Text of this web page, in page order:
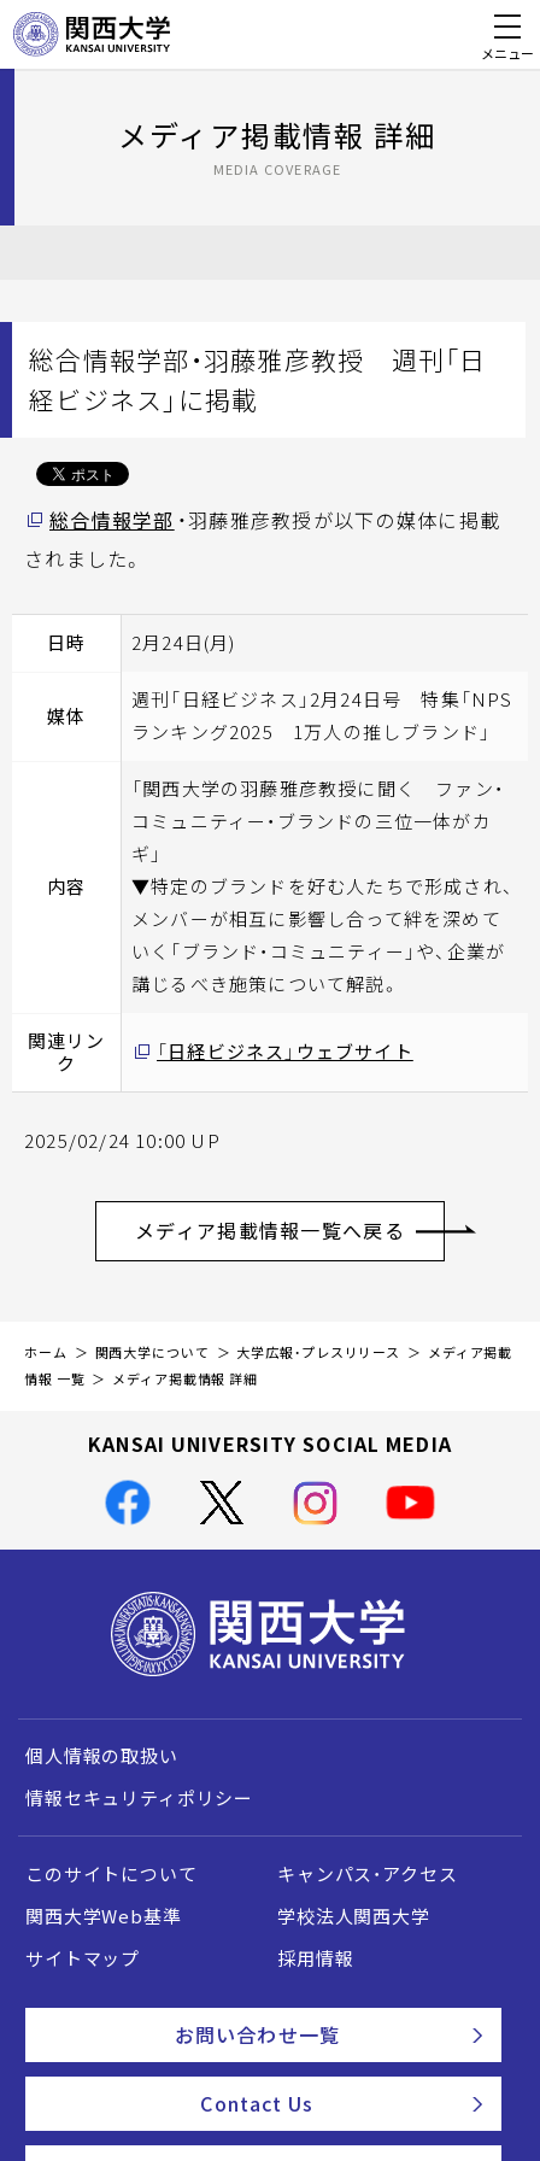
メニュー
メディア掲載情報 詳細
MEDIA COVERAGE
総合情報学部・羽藤雅彦教授 週刊「日
経ビジネス」に掲載
総合情報学部 ・羽藤雅彦教授が以下の媒体に掲載
されました。
日時 2月24日(月)
媒体
週刊「日経ビジネス」2月24日号 特集「NPS
ランキング2025 1万人の推しブランド」
内容
「関西大学の羽藤雅彦教授に聞く ファン・
コミュニティー・ブランドの三位一体がカ
ギ」
▼特定のブランドを好む人たちで形成され、
メンバーが相互に影響し合って絆を深めて
いく「ブランド・コミュニティー」や、企業が
講じるべき施策について解説。
関連リン
ク
「日経ビジネス」ウェブサイト
2025/02/24 10:00 UP
メディア掲載情報一覧へ戻る
ホーム 関西大学について 大学広報・プレスリリース
メディア掲載
情報 一覧
メディア掲載情報 詳細
KANSAI UNIVERSITY SOCIAL MEDIA
個人情報の取扱い
情報セキュリティポリシー
このサイトについて
キャンパス・アクセス
関西大学Web基準
学校法人関西大学
サイトマップ
採用情報
お問い合わせ一覧
Contact Us